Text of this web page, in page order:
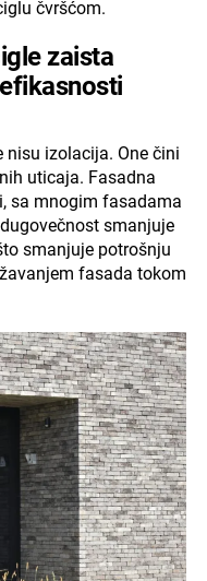
čvršćom.
zaista
izolacija. One čini
uticaja. Fasadna
sa mnogim fasadama
smanjuje
smanjuje potrošnju
fasada tokom